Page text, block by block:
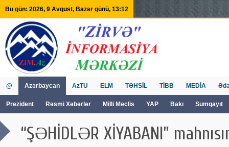
Bu gün: 2026, 9 Avqust, Bazar günü, 13:12
@ Azərbaycan
Prezident Rəsmi Xəbərlər Milli Məclis YAP Bakı Sumqayıt
AzTU ELM TƏHSİL TİBB MEDİA
“ŞƏHİDLƏR XİYABANI”